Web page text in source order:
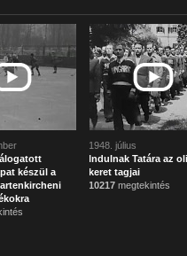
készül a
1948. július
Indulnak Tatára az
keret tagjai
10217 megtekintés